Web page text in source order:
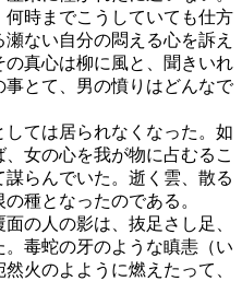
時までこうしていても仕方
ない自分の悶える心を訴え
真心は柳に風と、聞きいれ
とて、男の憤りはどんなで
ては居られなくなった。如
女の心を我が物に占むるこ
らんでいた。逝く雲、散る
種となったのである。
の人の影は、抜足さし足、
毒蛇の牙のような瞋恚（い
火のよように燃えたって、